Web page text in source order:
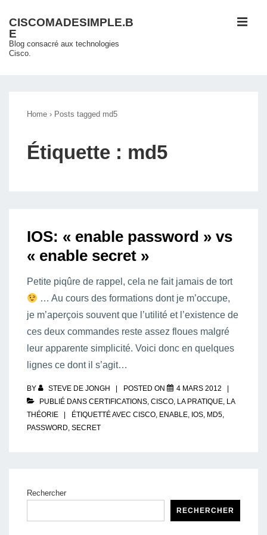
passer
au
contenu
CISCOMADESIMPLE.B
E
Blog consacré aux technologies
Cisco.
Home › Posts tagged md5
Étiquette : md5
IOS: « enable password » vs
« enable secret »
Petite piqûre de rappel, cela ne fait jamais de tort
… Au cours des formations dont je m’occupe,
je m’aperçois souvent que l’utilité et l’existence de
ces deux commandes reste assez floues malgré
leur apparente simplicité. Voici donc en quelques
lignes ce dont il s’agit…
BY STEVE DE JONGH POSTED ON
4 MARS 2012
PUBLIÉ DANS CERTIFICATIONS, CISCO, LA PRATIQUE, LA
THÉORIE
ÉTIQUETTÉ AVEC CISCO, ENABLE, IOS, MD5,
PASSWORD, SECRET
Rechercher
RECHERCHER